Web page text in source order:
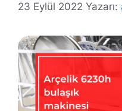
23 Eylül 2022 Yazarı: